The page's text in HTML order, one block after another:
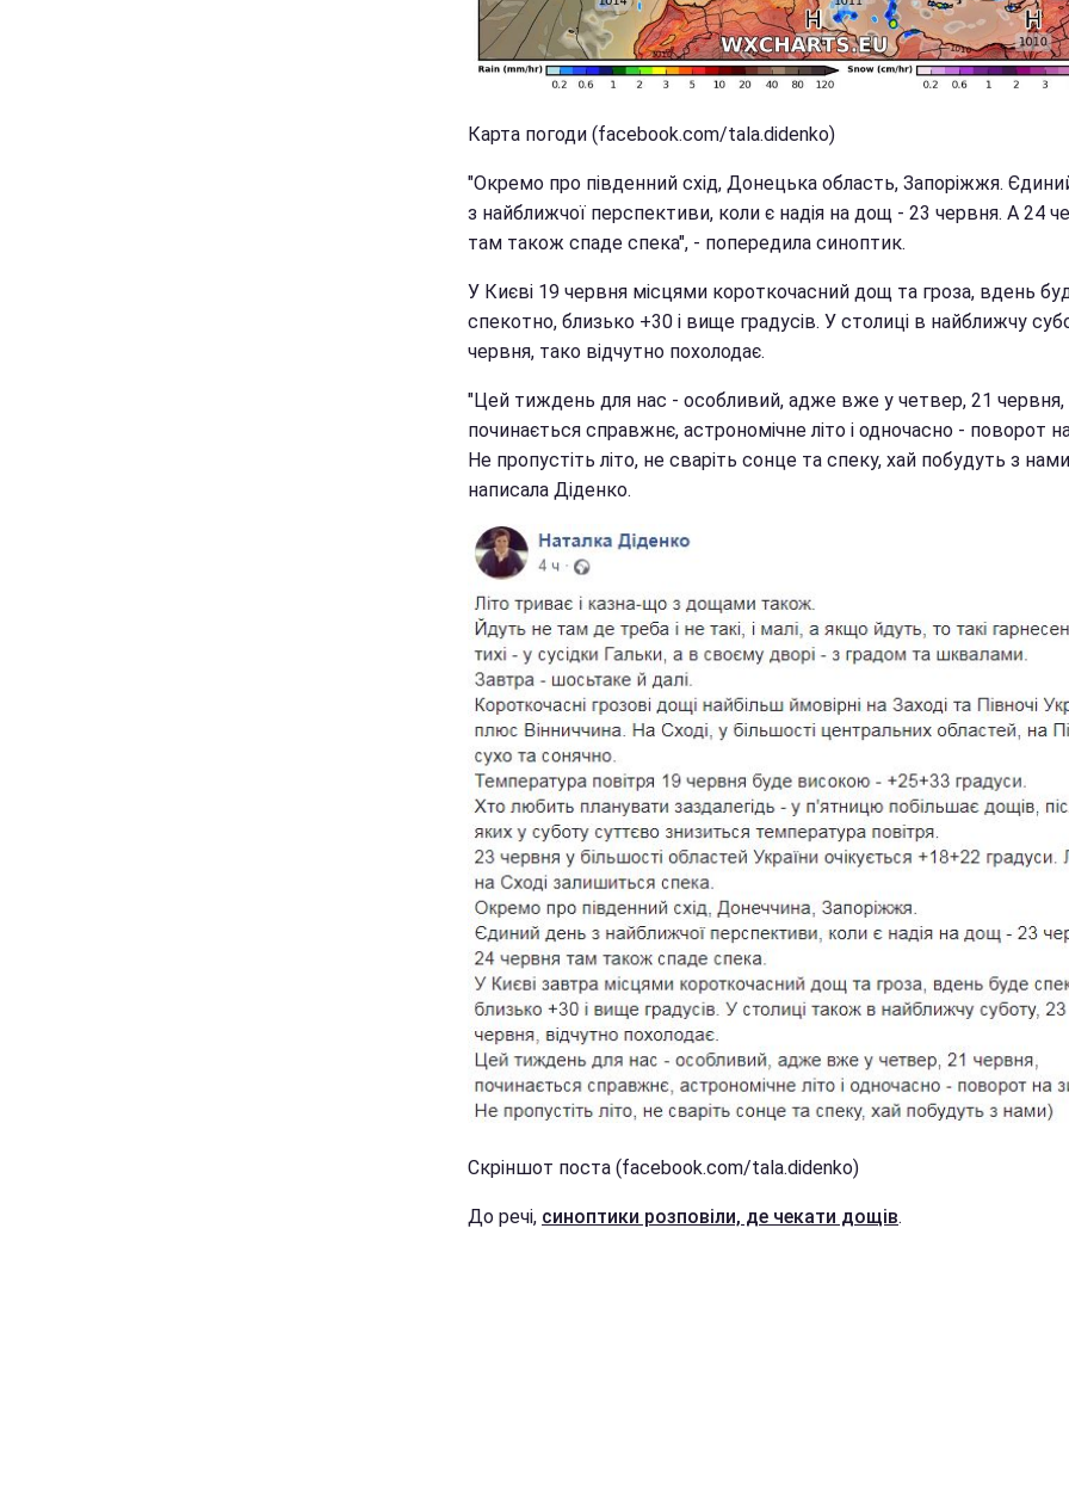
Карта погоди (facebook.com/tala.didenko)
"Окремо про південний схід, Донецька область, Запоріжжя.
з найближчої перспективи, коли є надія на дощ - 23 червня. А 24
там також спаде спека", - попередила синоптик.
У Києві 19 червня місцями короткочасний дощ та гроза, вдень
спекотно, близько +30 і вище градусів. У столиці в найближчу
червня, тако відчутно похолодає.
"Цей тиждень для нас - особливий, адже вже у четвер, 21 червня,
починається справжнє, астрономічне літо і одночасно - поворот
Не пропустіть літо, не сваріть сонце та спеку, хай побудуть з
написала Діденко.
Скріншот поста (facebook.com/tala.didenko)
До речі, синоптики розповіли, де чекати дощів.